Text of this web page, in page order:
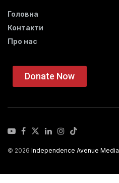
Головна
Контакти
Про нас
Donate Now
© 2026 Independence Avenue Media